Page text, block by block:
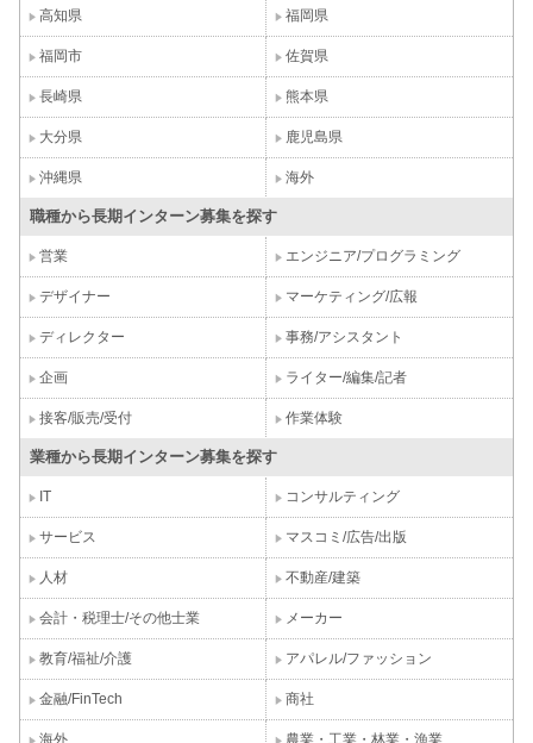
高知県 福岡県
福岡市 佐賀県
長崎県 熊本県
大分県 鹿児島県
沖縄県 海外
職種から長期インターン募集を探す
営業 エンジニア/プログラミング
デザイナー マーケティング/広報
ディレクター 事務/アシスタント
企画 ライター/編集/記者
接客/販売/受付 作業体験
業種から長期インターン募集を探す
IT コンサルティング
サービス マスコミ/広告/出版
人材 不動産/建築
会計・税理士/その他士業 メーカー
教育/福祉/介護 アパレル/ファッション
金融/FinTech 商社
海外 農業・工業・林業・漁業